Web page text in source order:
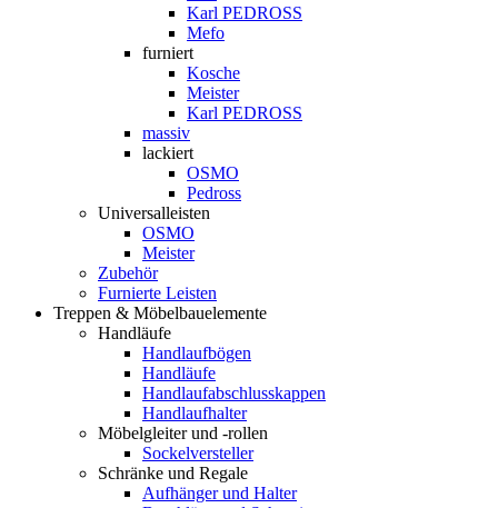
Karl PEDROSS
Mefo
furniert
Kosche
Meister
Karl PEDROSS
massiv
lackiert
OSMO
Pedross
Universalleisten
OSMO
Meister
Zubehör
Furnierte Leisten
Treppen & Möbelbauelemente
Handläufe
Handlaufbögen
Handläufe
Handlaufabschlusskappen
Handlaufhalter
Möbelgleiter und -rollen
Sockelversteller
Schränke und Regale
Aufhänger und Halter